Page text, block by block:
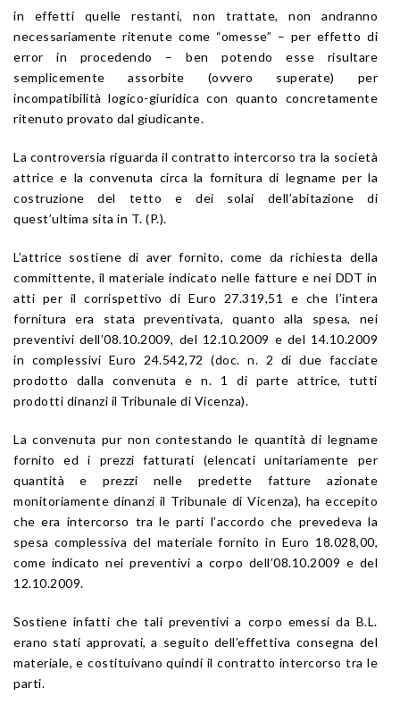
in effetti quelle restanti, non trattate, non andranno
necessariamente ritenute come “omesse” – per effetto di
error in procedendo – ben potendo esse risultare
semplicemente assorbite (ovvero superate) per
incompatibilità logico-giuridica con quanto concretamente
ritenuto provato dal giudicante.
La controversia riguarda il contratto intercorso tra la società
attrice e la convenuta circa la fornitura di legname per la
costruzione del tetto e dei solai dell’abitazione di
quest’ultima sita in T. (P.).
L’attrice sostiene di aver fornito, come da richiesta della
committente, il materiale indicato nelle fatture e nei DDT in
atti per il corrispettivo di Euro 27.319,51 e che l’intera
fornitura era stata preventivata, quanto alla spesa, nei
preventivi dell’08.10.2009, del 12.10.2009 e del 14.10.2009
in complessivi Euro 24.542,72 (doc. n. 2 di due facciate
prodotto dalla convenuta e n. 1 di parte attrice, tutti
prodotti dinanzi il Tribunale di Vicenza).
La convenuta pur non contestando le quantità di legname
fornito ed i prezzi fatturati (elencati unitariamente per
quantità e prezzi nelle predette fatture azionate
monitoriamente dinanzi il Tribunale di Vicenza), ha eccepito
che era intercorso tra le parti l’accordo che prevedeva la
spesa complessiva del materiale fornito in Euro 18.028,00,
come indicato nei preventivi a corpo dell’08.10.2009 e del
12.10.2009.
Sostiene infatti che tali preventivi a corpo emessi da B.L.
erano stati approvati, a seguito dell’effettiva consegna del
materiale, e costituivano quindi il contratto intercorso tra le
parti.